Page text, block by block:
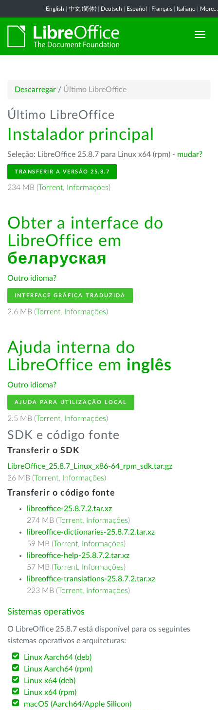
English 中文 (简体) Deutsch Español Français Italiano More...
Descarregar / Último LibreOffice
Último LibreOffice
Instalador principal
Seleção: LibreOffice 25.8.7 para Linux x64 (rpm) - mudar?
TRANSFERIR A VERSÃO 25.8.7
234 MB (Torrent, Informações)
Obter a interface do
LibreOffice em
беларуская
Outro idioma?
INTERFACE GRÁFICA TRADUZIDA
2.6 MB (Torrent, Informações)
Ajuda interna do
LibreOffice em inglês
Outro idioma?
AJUDA PARA UTILIZAÇÃO LOCAL
2.5 MB (Torrent, Informações)
SDK e código fonte
Transferir o SDK
LibreOffice_25.8.7_Linux_x86-64_rpm_sdk.tar.gz
26 MB (Torrent, Informações)
Transferir o código fonte
libreoffice-25.8.7.2.tar.xz
274 MB (Torrent, Informações)
libreoffice-dictionaries-25.8.7.2.tar.xz
59 MB (Torrent, Informações)
libreoffice-help-25.8.7.2.tar.xz
57 MB (Torrent, Informações)
libreoffice-translations-25.8.7.2.tar.xz
223 MB (Torrent, Informações)
Sistemas operativos
O LibreOffice 25.8.7 está disponível para os seguintes
sistemas operativos e arquiteturas:
Linux Aarch64 (deb)
Linux Aarch64 (rpm)
Linux x64 (deb)
Linux x64 (rpm)
macOS (Aarch64/Apple Silicon)